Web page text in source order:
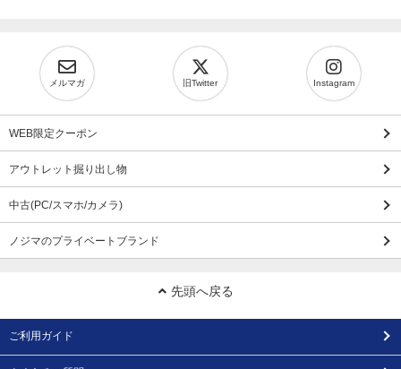
メルマガ 旧Twitter Instagram
WEB限定クーポン
アウトレット掘り出し物
中古(PC/スマホ/カメラ)
ノジマのプライベートブランド
先頭へ戻る
ご利用ガイド